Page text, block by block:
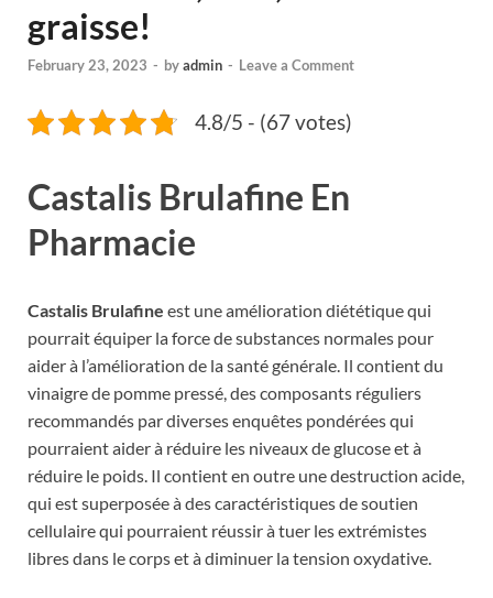
graisse!
February 23, 2023 - byadmin - Leave a Comment
4.8/5 - (67 votes)
Castalis Brulafine En
Pharmacie
Castalis Brulafine est une amélioration diététique qui
pourrait équiper la force de substances normales pour
aider à l’amélioration de la santé générale. Il contient du
vinaigre de pomme pressé, des composants réguliers
recommandés par diverses enquêtes pondérées qui
pourraient aider à réduire les niveaux de glucose et à
réduire le poids. Il contient en outre une destruction acide,
qui est superposée à des caractéristiques de soutien
cellulaire qui pourraient réussir à tuer les extrémistes
libres dans le corps et à diminuer la tension oxydative.